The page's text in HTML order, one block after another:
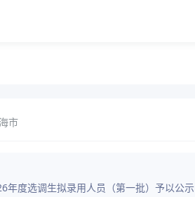
市
年度选调生拟录用人员（第一批）予以公示